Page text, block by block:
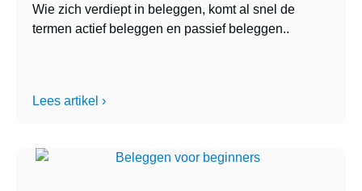
Wie zich verdiept in beleggen, komt al snel de
termen actief beleggen en passief beleggen..
Lees artikel ›